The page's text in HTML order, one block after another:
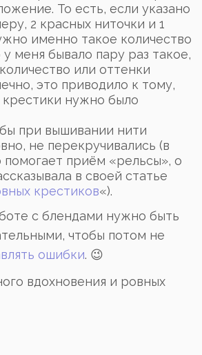
То есть, если указано
2 красных ниточки и 1
именно такое количество
меня бывало пару раз такое,
или оттенки
это приводило к тому,
нужно было
при вышивании нити
не перекручивались (в
приём «рельсы», о
в своей статье
крестиков«).
с блендами нужно быть
чтобы потом не
ошибки. 😉
вдохновения и ровных